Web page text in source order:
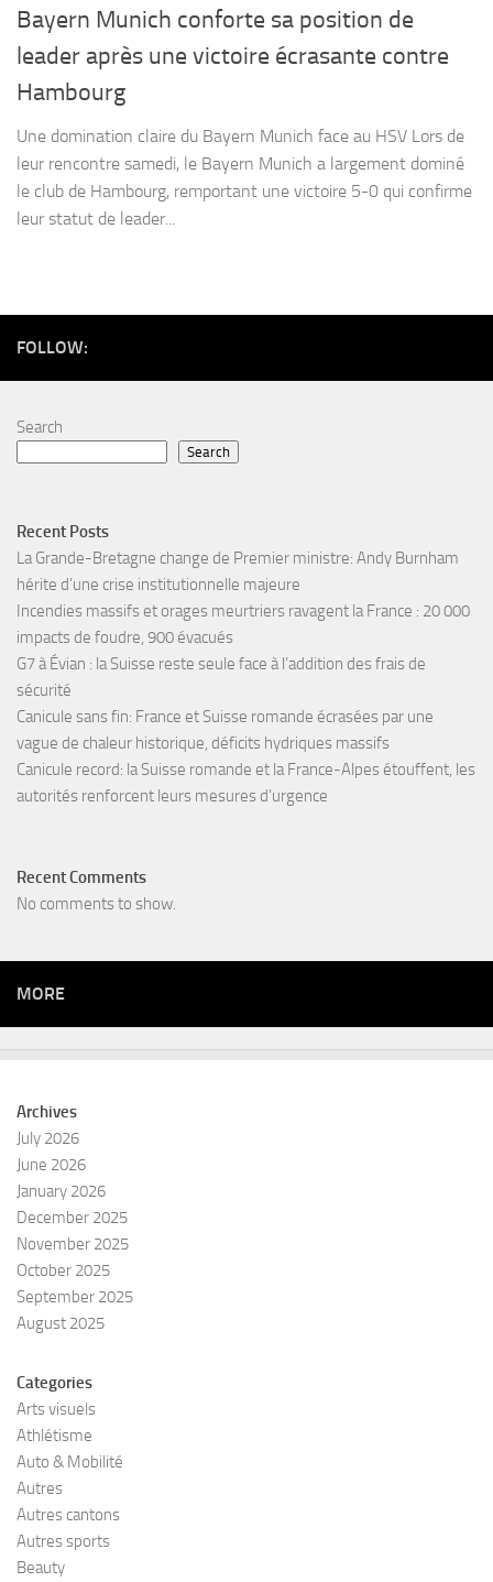
Bayern Munich conforte sa position de
leader après une victoire écrasante contre
Hambourg
Une domination claire du Bayern Munich face au HSV Lors de
leur rencontre samedi, le Bayern Munich a largement dominé
le club de Hambourg, remportant une victoire 5-0 qui confirme
leur statut de leader...
FOLLOW:
Search
Search
Recent Posts
La Grande-Bretagne change de Premier ministre: Andy Burnham
hérite d’une crise institutionnelle majeure
Incendies massifs et orages meurtriers ravagent la France : 20 000
impacts de foudre, 900 évacués
G7 à Évian : la Suisse reste seule face à l’addition des frais de
sécurité
Canicule sans fin: France et Suisse romande écrasées par une
vague de chaleur historique, déficits hydriques massifs
Canicule record: la Suisse romande et la France-Alpes étouffent, les
autorités renforcent leurs mesures d’urgence
Recent Comments
No comments to show.
MORE
Archives
July 2026
June 2026
January 2026
December 2025
November 2025
October 2025
September 2025
August 2025
Categories
Arts visuels
Athlétisme
Auto & Mobilité
Autres
Autres cantons
Autres sports
Beauty